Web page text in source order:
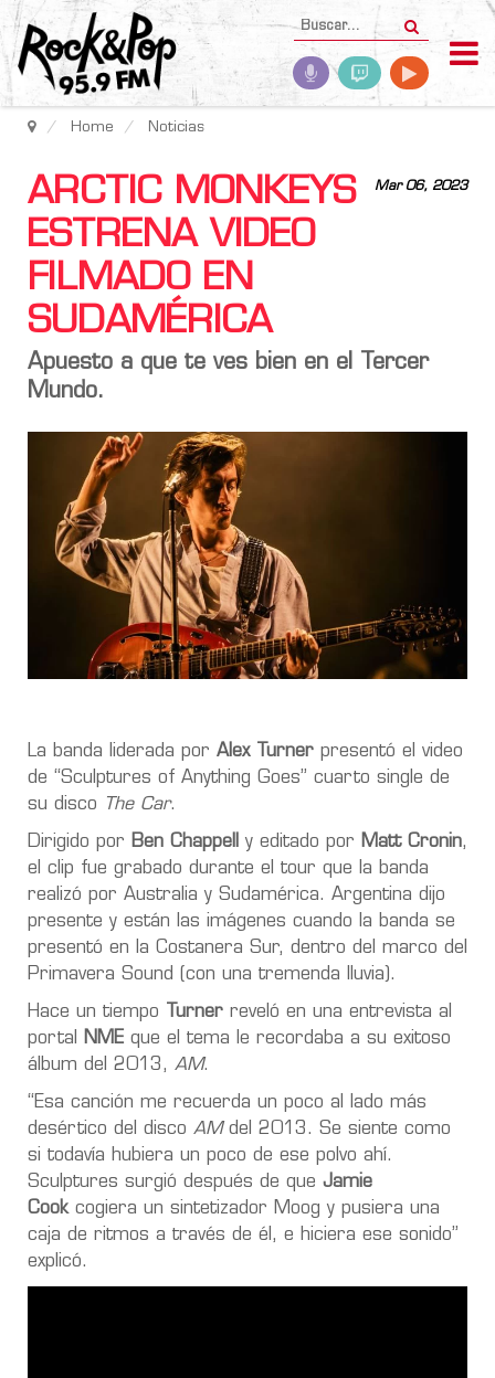
Home Noticias
Mar 06, 2023
ARCTIC MONKEYS
ESTRENA VIDEO
FILMADO EN
SUDAMÉRICA
Apuesto a que te ves bien en el Tercer
Mundo.
La banda liderada por Alex Turner presentó el video
de “Sculptures of Anything Goes” cuarto single de
su disco
The Car.
Dirigido por Ben Chappell y editado por Matt Cronin,
el clip fue grabado durante el tour que la banda
realizó por Australia y Sudamérica. Argentina dijo
presente y están las imágenes cuando la banda se
presentó en la Costanera Sur, dentro del marco del
Primavera Sound (con una tremenda lluvia).
Hace un tiempo Turner reveló en una entrevista al
portal
NME que el tema le recordaba a su exitoso
álbum del 2013, AM.
“Esa canción me recuerda un poco al lado más
desértico del disco AMdel 2013. Se siente como
si todavía hubiera un poco de ese polvo ahí.
Sculptures surgió después de que Jamie
Cookcogiera un sintetizador Moog y pusiera una
caja de ritmos a través de él, e hiciera ese sonido”
explicó.